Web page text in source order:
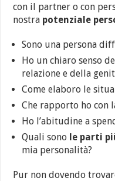
con il partner o con
nostra potenziale
Sono una persona
Ho un chiaro senso
relazione e della
Come elaboro le
Che rapporto ho con
Ho l’abitudine a
Quali sono le parti
mia personalità?
Pur non dovendo